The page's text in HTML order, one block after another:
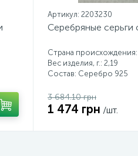
Артикул: 2203230
Серебряные серьги
Страна происхождения:
Вес изделия, г.: 2,19
Состав: Серебро 925
3 684.10 грн
1 474 грн /шт.